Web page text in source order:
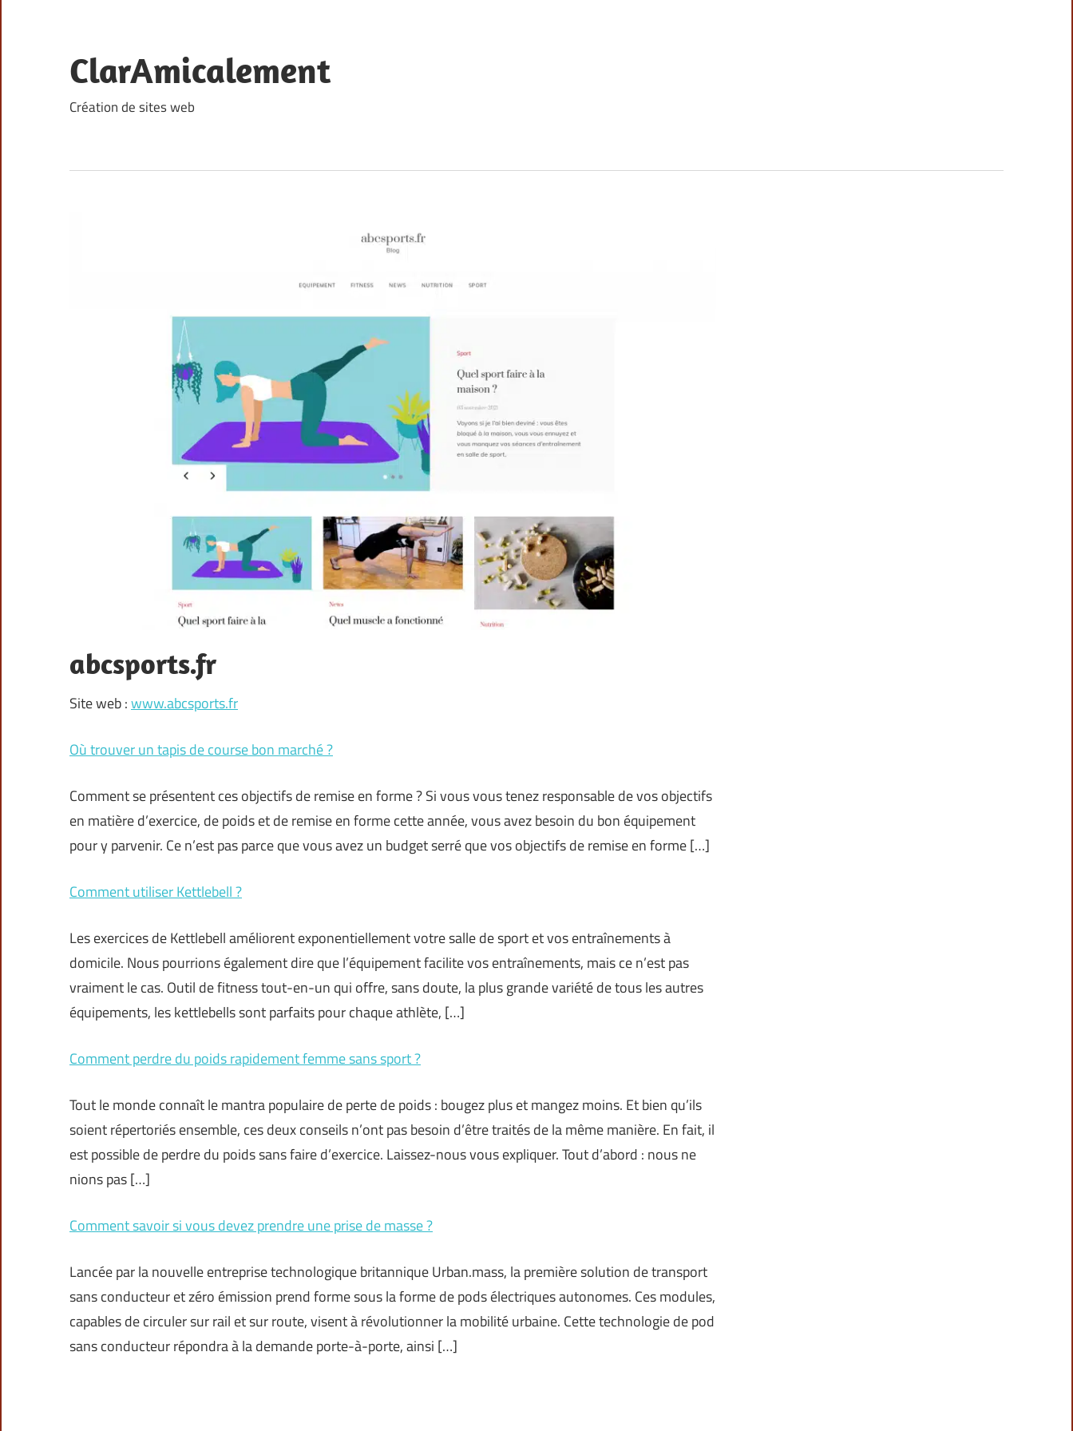
content
ClarAmicalement
Création de sites web
abcsports.fr
Site web :www.abcsports.fr
Où trouver un tapis de course bon marché ?
Comment se présentent ces objectifs de remise en forme ? Si vous vous tenez responsable de vos objectifs
en matière d’exercice, de poids et de remise en forme cette année, vous avez besoin du bon équipement
pour y parvenir. Ce n’est pas parce que vous avez un budget serré que vos objectifs de remise en forme […]
Comment utiliser Kettlebell ?
Les exercices de Kettlebell améliorent exponentiellement votre salle de sport et vos entraînements à
domicile. Nous pourrions également dire que l’équipement facilite vos entraînements, mais ce n’est pas
vraiment le cas. Outil de fitness tout-en-un qui offre, sans doute, la plus grande variété de tous les autres
équipements, les kettlebells sont parfaits pour chaque athlète, […]
Comment perdre du poids rapidement femme sans sport ?
Tout le monde connaît le mantra populaire de perte de poids : bougez plus et mangez moins. Et bien qu’ils
soient répertoriés ensemble, ces deux conseils n’ont pas besoin d’être traités de la même manière. En fait, il
est possible de perdre du poids sans faire d’exercice. Laissez-nous vous expliquer. Tout d’abord : nous ne
nions pas […]
Comment savoir si vous devez prendre une prise de masse ?
Lancée par la nouvelle entreprise technologique britannique Urban.mass, la première solution de transport
sans conducteur et zéro émission prend forme sous la forme de pods électriques autonomes. Ces modules,
capables de circuler sur rail et sur route, visent à révolutionner la mobilité urbaine. Cette technologie de pod
sans conducteur répondra à la demande porte-à-porte, ainsi […]